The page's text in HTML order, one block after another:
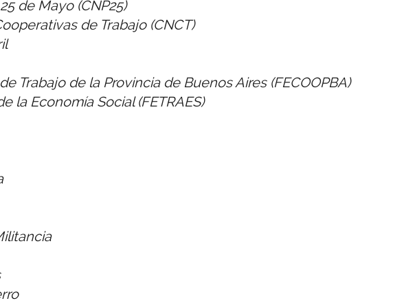
de Mayo (CNP25)
de Trabajo (CNCT)
Trabajo de la Provincia de Buenos Aires (FECOOPBA)
la Economía Social (FETRAES)